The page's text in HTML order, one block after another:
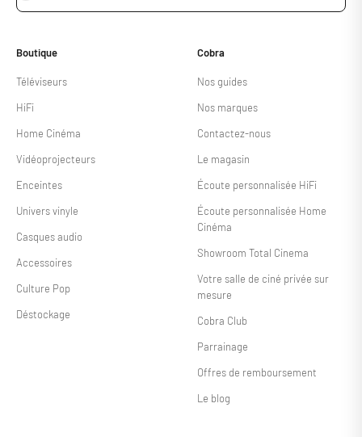
Boutique
Téléviseurs
HiFi
Home Cinéma
Vidéoprojecteurs
Enceintes
Univers vinyle
Casques audio
Accessoires
Culture Pop
Déstockage
Cobra
Nos guides
Nos marques
Contactez-nous
Le magasin
Écoute personnalisée HiFi
Écoute personnalisée Home
Cinéma
Showroom Total Cinema
Votre salle de ciné privée sur
mesure
Cobra Club
Parrainage
Offres de remboursement
Le blog